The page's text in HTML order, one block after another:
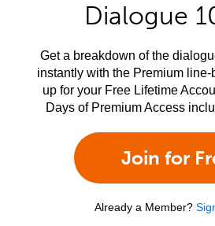
Dialogue
Get a breakdown of the
instantly with the Premium
up for your Free Lifetime
Days of Premium Access
Join for
Already a Member?